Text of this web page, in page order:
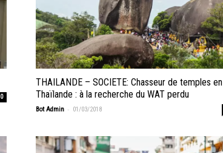
0
THAILANDE – SOCIETE: Chasseur de temples en
Thaïlande : à la recherche du WAT perdu
Bot Admin - 01/03/2018